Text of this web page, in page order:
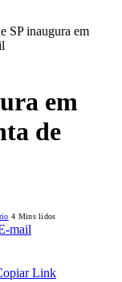
SP inaugura em
em
de
4 Mins lidos
mail
Link